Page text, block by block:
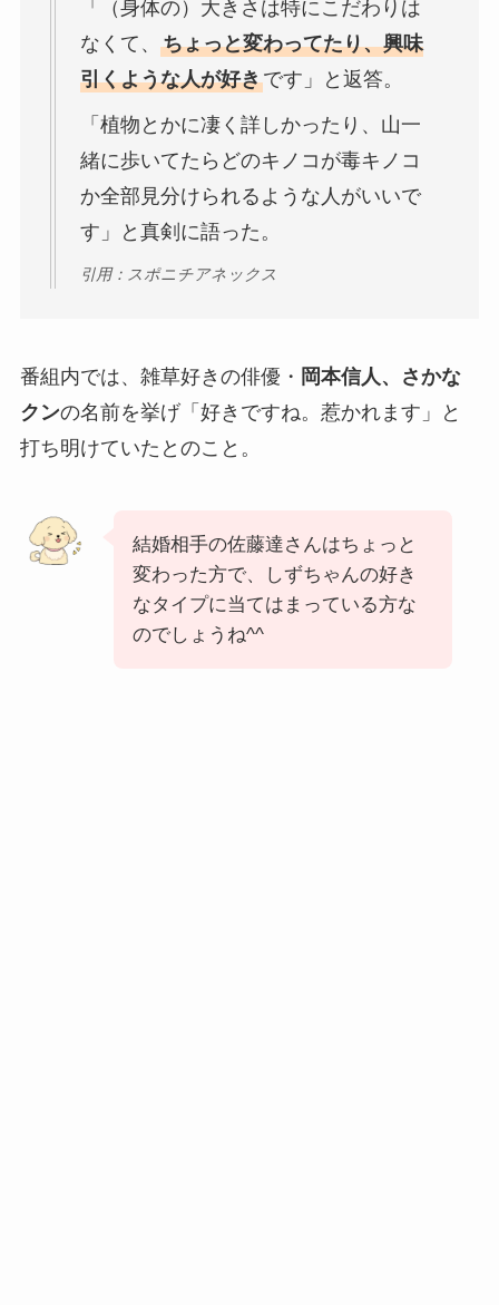
「（身体の）大きさは特にこだわりは
なくて、 ちょっと変わってたり、興味
引くような人が好きです」と返答。
「植物とかに凄く詳しかったり、山一
緒に歩いてたらどのキノコが毒キノコ
か全部見分けられるような人がいいで
す」と真剣に語った。
引用：スポニチアネックス
番組内では、雑草好きの俳優・ 岡本信人、さかな
クンの名前を挙げ「好きですね。惹かれます」と
打ち明けていたとのこと。
結婚相手の佐藤達さんはちょっと
変わった方で、しずちゃんの好き
なタイプに当てはまっている方な
のでしょうね^^